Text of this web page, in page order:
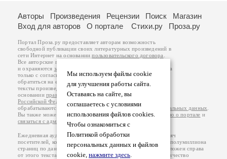
Мы используем файлы cookie
для улучшения работы сайта.
Оставаясь на сайте, вы
соглашаетесь с условиями
использования файлов cookies.
Чтобы ознакомиться с
Политикой обработки
персональных данных и файлов
cookie, нажмите здесь.
Авторы Произведения Рецензии Поиск
Магазин
Вход для авторов
О портале Стихи.ру Проза.ру
Портал Проза.ру предоставляет авторам возможность
свободной публикации своих литературных произведений в
сети Интернет на основаниипользовательского договора
Все авторские права на произведения принадлежат авторам
и охраняются законом
. Перепечатка произведений возможна
только с согласия его автора, к которому вы можете
обратиться на его авторской странице. Ответственность за
тексты произведений авторы несут самостоятельно на
основанииправил публикацииизаконодательства
Российской Федерации
обрабатываются на основанииПолитики обработки персональных данных
Вы также можете посмотреть более подробнуюинформацию о портале и
связаться с администрацией
Ежедневная аудитория портала Проза.ру – порядка 100 тысяч
посетителей, которые в общей сумме просматривают более полумиллиона
страниц по данным счетчика посещаемости, который расположен справа
от этого текста. В каждой графе указано по две цифры: количество